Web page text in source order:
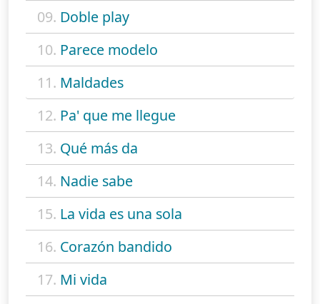
09. Doble play
10. Parece modelo
11. Maldades
12. Pa' que me llegue
13. Qué más da
14. Nadie sabe
15. La vida es una sola
16. Corazón bandido
17. Mi vida